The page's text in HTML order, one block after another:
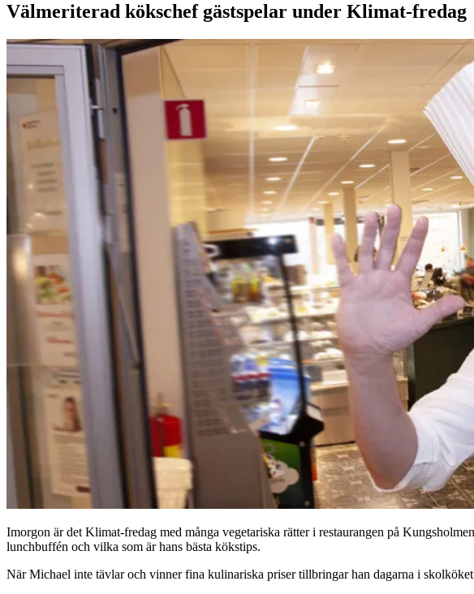
Välmeriterad kökschef gästspelar under Klimat-fredag
Imorgon är det Klimat-fredag med många vegetariska rätter i restaurangen på
lunchbuffén och vilka som är hans bästa kökstips.
När Michael inte tävlar och vinner fina kulinariska priser tillbringar han dagarna i